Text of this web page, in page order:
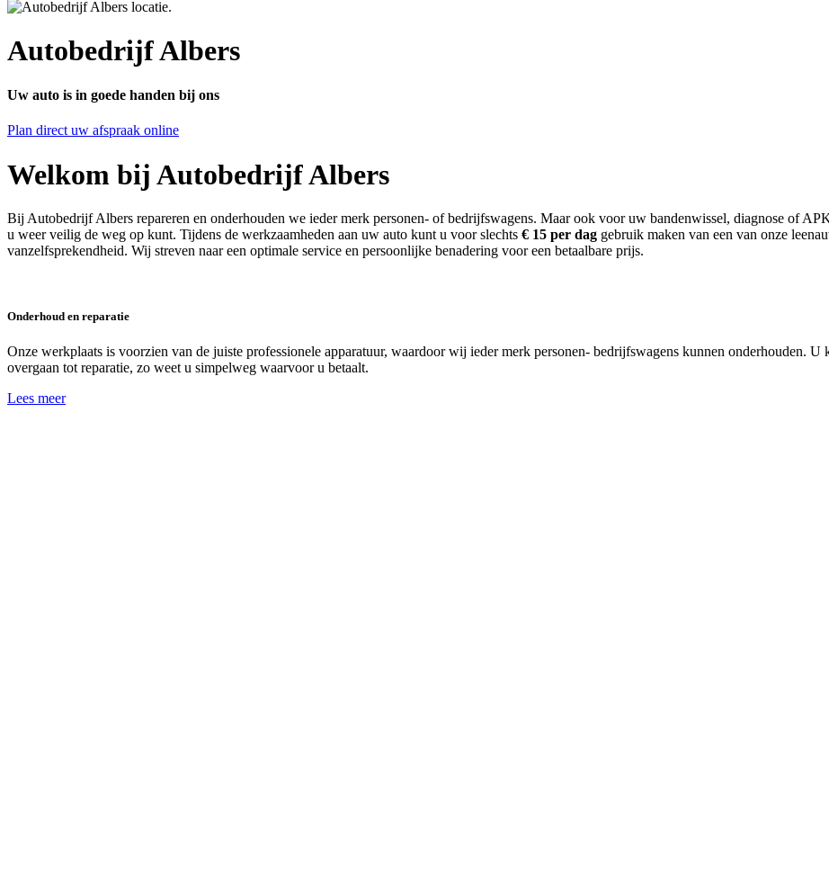
Autobedrijf Albers
Uw auto is in goede handen bij ons
Plan direct uw afspraak online
Welkom bij Autobedrijf Albers
Bij Autobedrijf Albers repareren en onderhouden we ieder merk personen- of bedrijfswagens. Maar ook voor uw bandenwissel, diagnose of
u weer veilig de weg op kunt. Tijdens de werkzaamheden aan uw auto kunt u voor slechts € 15 per dag gebruik maken van een van onze
vanzelfsprekendheid. Wij streven naar een optimale service en persoonlijke benadering voor een betaalbare prijs.
Onderhoud en reparatie
Onze werkplaats is voorzien van de juiste professionele apparatuur, waardoor wij ieder merk personen- bedrijfswagens kunnen onderhouden.
overgaan tot reparatie, zo weet u simpelweg waarvoor u betaalt.
Lees meer